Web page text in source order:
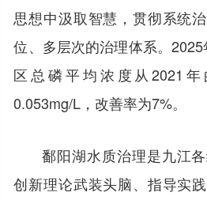
思想中汲取智慧，贯彻系统
位、多层次的治理体系。
区总磷平均浓度从2021年
0.053mg/L，改善率为7%。
鄱阳湖水质治理是九江
创新理论武装头脑、指导实